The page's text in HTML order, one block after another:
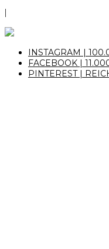
|
INSTAGRAM |
FACEBOOK |
PINTEREST |